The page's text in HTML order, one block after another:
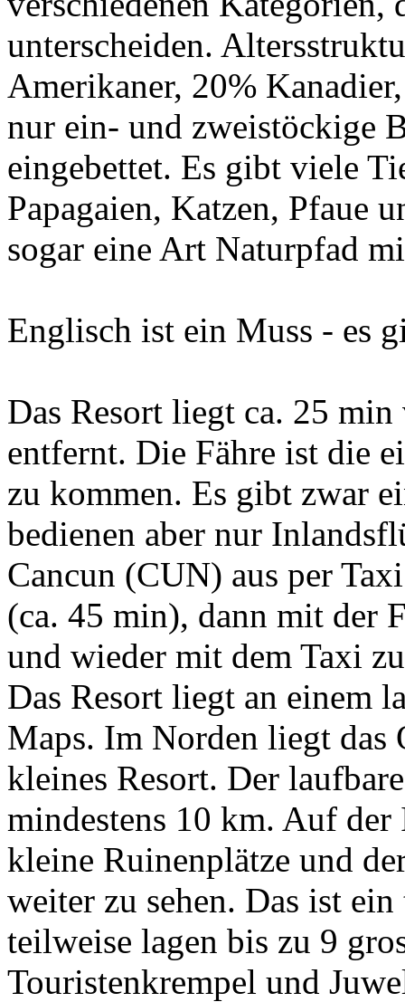
unterscheiden.
Amerikaner, 20%
nur ein- und zweistöckige
eingebettet. Es gibt viele
Papagaien, Katzen, Pfaue
sogar eine Art Naturpfad
Englisch ist ein Muss - es
Das Resort liegt ca. 25
entfernt. Die Fähre ist die
zu kommen. Es gibt zwar
bedienen aber nur
Cancun (CUN) aus per
(ca. 45 min), dann mit der
und wieder mit dem Taxi
Das Resort liegt an einem
Maps. Im Norden liegt das
kleines Resort. Der
mindestens 10 km. Auf
kleine Ruinenplätze und
weiter zu sehen. Das ist
teilweise lagen bis zu 9
Touristenkrempel und